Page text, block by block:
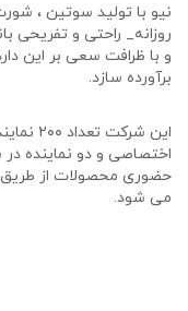
نیو با تولید سوتین ،
روزانه_ راحتی و تفریحی
و با ظرافت سعی بر این
برآورده سازد.
این
اختصاصی و دو نماینده
حضوری محصولات از طریق
می شود.